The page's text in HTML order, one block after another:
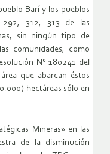
Barí y los pueblos
292, 312, 313 de las
sin ningún tipo de
comunidades, como
N° 180241 del
que abarcan éstos
hectáreas sólo en
Mineras» en las
de la disminución